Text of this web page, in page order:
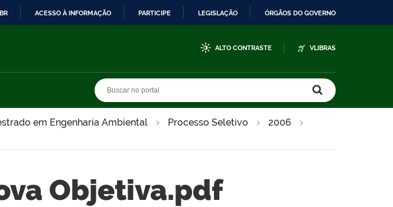
ACESSO À INFORMAÇÃO PARTICIPE LEGISLAÇÃO ÓRGÃOS DO GOVERNO
ALTO CONTRASTE VLIBRAS
em Engenharia Ambiental Processo Seletivo 2006
Objetiva.pdf